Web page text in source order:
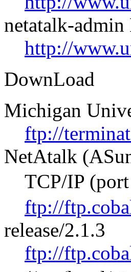
netatalk-
http://
DownLoad
Michigan
ftp://
NetAtalk
TCP/IP
ftp://
release/2.1.3
ftp://